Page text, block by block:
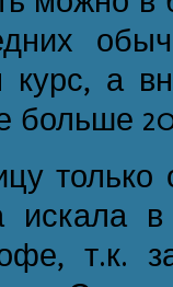
а
больше
только
искала
т.к.